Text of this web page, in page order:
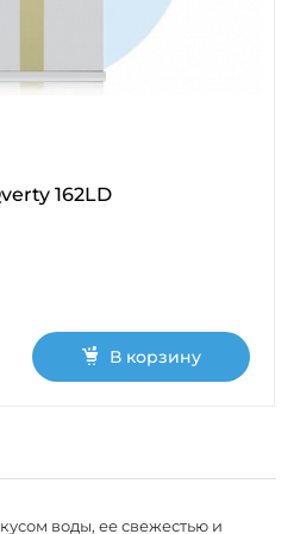
162LD
В корзину
воды, ее свежестью и